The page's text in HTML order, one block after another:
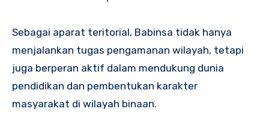
Sebagai aparat teritorial, Babinsa tidak hanya
menjalankan tugas pengamanan wilayah, tetapi
juga berperan aktif dalam mendukung dunia
pendidikan dan pembentukan karakter
masyarakat di wilayah binaan.